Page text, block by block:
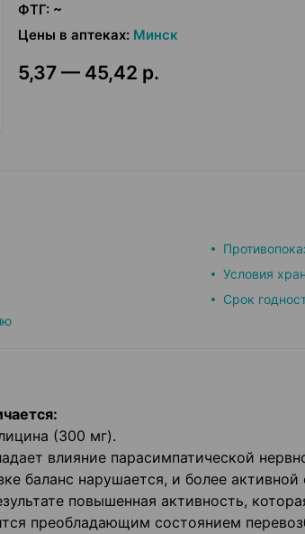
ФТГ: ~
Цены в аптеках: Минск
5,37 — 45,42 р.
Условия
Срок
(300 мг).
влияние парасимпатической
баланс нарушается, и более
повышенная активность,
преобладающим состоянием